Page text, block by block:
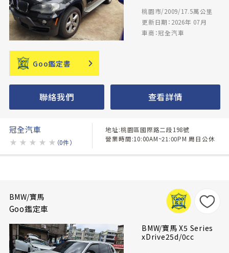
桃園市/2009/17.5萬公里
更新日期：2026年 07月
車商：冠全汽車
Goo鑑定書
聯絡我們 查看詳情
冠全汽車
★ ★ ★ ★ ★ （0件）
地址:桃園區國際路二段198號
營業時間:10:00AM~21:00PM 周日公休
BMW/寶馬
Goo鑑定車
BMW/寶馬 X5 Series
xDrive25d/0cc